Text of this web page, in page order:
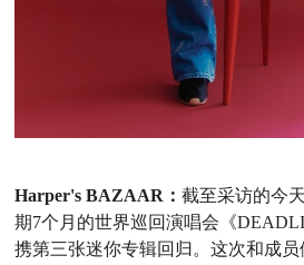
Harper's BAZAAR：截至采访的今
期7个月的世界巡回演唱会《
携第三张迷你专辑回归。这次和成